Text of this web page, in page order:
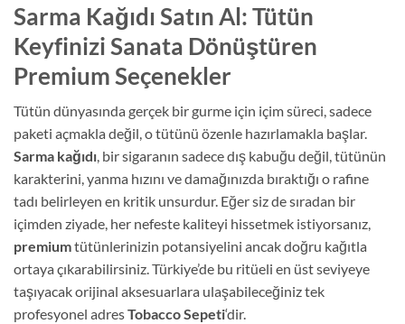
Sarma Kağıdı Satın Al: Tütün
Keyfinizi Sanata Dönüştüren
Premium Seçenekler
Tütün dünyasında gerçek bir gurme için içim süreci, sadece
paketi açmakla değil, o tütünü özenle hazırlamakla başlar.
Sarma kağıdı, bir sigaranın sadece dış kabuğu değil, tütünün
karakterini, yanma hızını ve damağınızda bıraktığı o rafine
tadı belirleyen en kritik unsurdur. Eğer siz de sıradan bir
içimden ziyade, her nefeste kaliteyi hissetmek istiyorsanız,
premiumtütünlerinizin potansiyelini ancak doğru kağıtla
ortaya çıkarabilirsiniz. Türkiye’de bu ritüeli en üst seviyeye
taşıyacak orijinal aksesuarlara ulaşabileceğiniz tek
profesyonel adresTobacco Sepeti‘dir.